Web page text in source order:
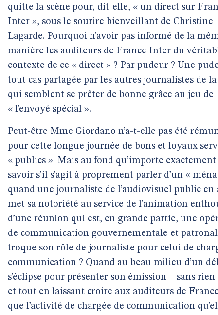
quitte la scène pour, dit-elle, « un direct sur
Inter », sous le sourire bienveillant de Christine
Lagarde. Pourquoi n’avoir pas informé de la
manière les auditeurs de France Inter du
contexte de ce « direct » ? Par pudeur ? Une
tout cas partagée par les autres journalistes de
qui semblent se prêter de bonne grâce au jeu de
« l’envoyé spécial ».
Peut-être Mme Giordano n’a-t-elle pas été
pour cette longue journée de bons et loyaux
« publics ». Mais au fond qu’importe exactement
savoir s’il s’agit à proprement parler d’un «
quand une journaliste de l’audiovisuel public en
met sa notoriété au service de l’animation
d’une réunion qui est, en grande partie, une
de communication gouvernementale et
troque son rôle de journaliste pour celui de
communication ? Quand au beau milieu d’un
s’éclipse pour présenter son émission – sans
et tout en laissant croire aux auditeurs de
que l’activité de chargée de communication